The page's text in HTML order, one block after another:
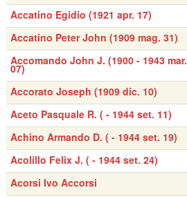
Accatino Egidio (1921 apr. 17)
Accatino Peter John (1909 mag. 31)
Accomando John J. (1900 - 1943 mar.
07)
Accorato Joseph (1909 dic. 10)
Aceto Pasquale R. ( - 1944 set. 11)
Achino Armando D. ( - 1944 set. 19)
Acolillo Felix J. ( - 1944 set. 24)
Acorsi Ivo Accorsi